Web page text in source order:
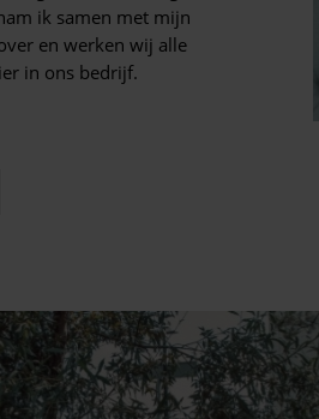
ik samen met mijn
en werken wij alle
in ons bedrijf.